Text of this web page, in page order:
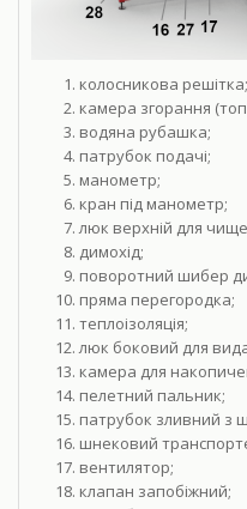
колосникова решітка;
камера згорання
водяна рубашка;
патрубок подачі;
манометр;
кран під манометр;
люк верхній для
димохід;
поворотний шибер
пряма перегородка;
теплоізоляція;
люк боковий для
камера для
пелетний пальник;
патрубок зливний з
шнековий
вентилятор;
клапан запобіжний;